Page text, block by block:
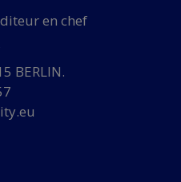
en chef
BERLIN.